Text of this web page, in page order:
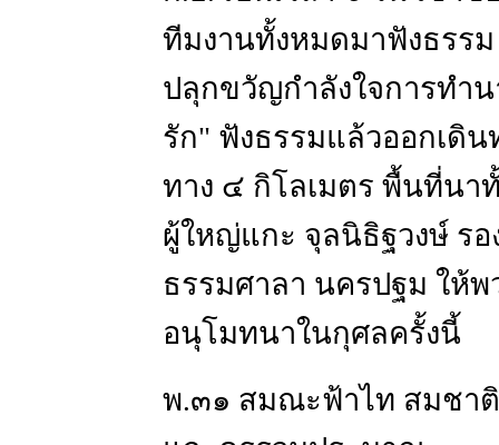
ทีมงานทั้งหมดมาฟังธรร
ปลุกขวัญกำลังใจการทำ
รัก" ฟังธรรมแล้วออกเดิน
ทาง ๔ กิโลเมตร พื้นที่นา
ผู้ใหญ่แกะ จุลนิธิฐวงษ์ ร
ธรรมศาลา นครปฐม ให้
อนุโมทนาในกุศลครั้งนี้
พ.๓๑ สมณะฟ้าไท สมชา